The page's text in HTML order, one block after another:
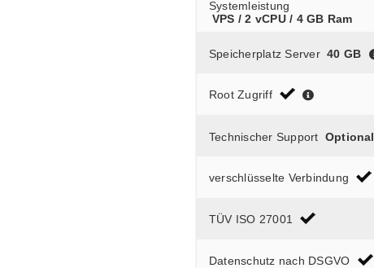
Systemleistung
VPS / 2 vCPU / 4 GB Ram
Speicherplatz Server 40 GB
Root Zugriff
Technischer Support Optional
verschlüsselte Verbindung
TÜV ISO 27001
Datenschutz nach DSGVO